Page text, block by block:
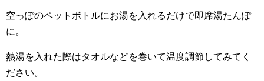
空っぽのペットボトルにお湯を入れるだけで即席湯たんぽ
に。
熱湯を入れた際はタオルなどを巻いて温度調節してみてく
ださい。